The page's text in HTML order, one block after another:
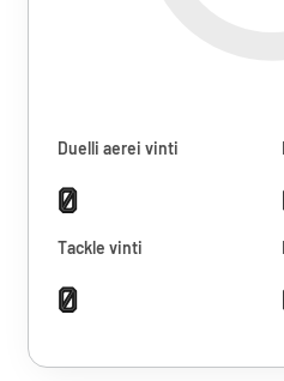
Duelli aerei vinti
0
Tackle vinti
0